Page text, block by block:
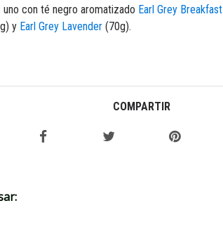
con té negro aromatizado Earl Grey Breakfast
y Earl Grey Lavender (70g).
COMPARTIR